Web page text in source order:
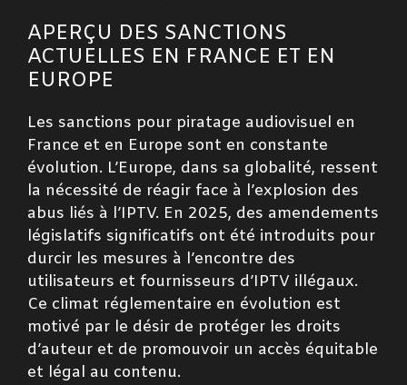
APERÇU DES SANCTIONS
ACTUELLES EN FRANCE ET EN
EUROPE
Les sanctions pour piratage audiovisuel en
France et en Europe sont en constante
évolution. L’Europe, dans sa globalité, ressent
la nécessité de réagir face à l’explosion des
abus liés à l’IPTV. En 2025, des amendements
législatifs significatifs ont été introduits pour
durcir les mesures à l’encontre des
utilisateurs et fournisseurs d’IPTV illégaux.
Ce climat réglementaire en évolution est
motivé par le désir de protéger les droits
d’auteur et de promouvoir un accès équitable
et légal au contenu.